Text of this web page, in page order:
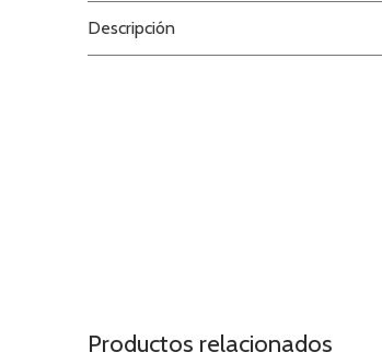
Descripción
Productos relacionados